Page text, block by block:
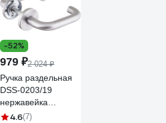
-52%
979 ₽2 024 ₽
Ручка раздельная
DSS-0203/19
нержавейка
квадрат 8x110 мм
4.6(7)